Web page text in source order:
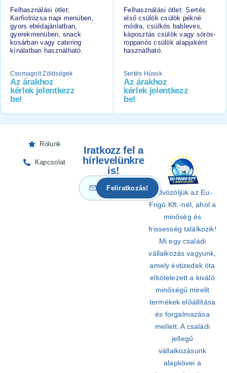
Felhasználási ötlet:
Karfiolrózsa napi menüben,
gyors ebédajánlatban,
gyerekmenüben, snack
kosárban vagy catering
kínálatban használható.
Csomagolt Zöldségek
Az árakhoz
kérlek jelentkezz
be!
Felhasználási ötlet: Sertés
első csülök csülök pékné
módra, csülkös bableves,
káposztás csülök vagy sörös-
roppanós csülök alapjaként
használható.
Sertés Húsok
Az árakhoz
kérlek jelentkezz
be!
Rólunk
Kapcsolat
Üdvözöljük az Eu-
Frigó Kft.-nél, ahol a
minőség és
frissesség találkozik!
Mi egy családi
vállalkozás vagyunk,
amely évtizedek óta
elkötelezett a kiváló
minőségű mirelit
termékek előállítása
és forgalmazása
mellett. A családi
jellegű
vállalkozásunk
alapkövei a
Iratkozz fel a
hírlevelünkre
is!